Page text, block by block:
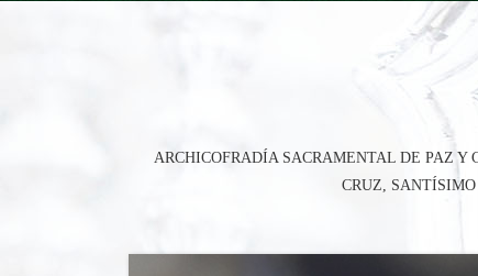
ARCHICOFRADÍA SACRAMENTAL DE PAZ
CRUZ,